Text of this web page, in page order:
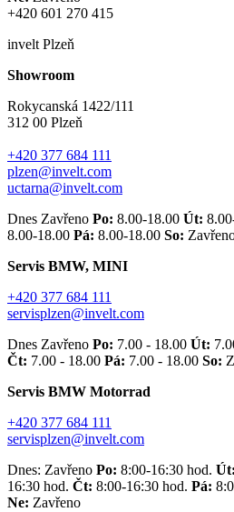
+420 601 270 415
invelt Plzeň
Showroom
Rokycanská 1422/111
312 00 Plzeň
+420 377 684 111
plzen@invelt.com
uctarna@invelt.com
Dnes Zavřeno Po: 8.00-18.00 Út:
8.00-18.00 Pá: 8.00-18.00 So:
Servis BMW, MINI
+420 377 684 111
servisplzen@invelt.com
Dnes Zavřeno Po: 7.00 - 18.00 Út:
Čt: 7.00 - 18.00 Pá: 7.00 - 18.00 So:
Servis BMW Motorrad
+420 377 684 111
servisplzen@invelt.com
Dnes: Zavřeno Po: 8:00-16:30 hod. Út:
16:30 hod. Čt: 8:00-16:30 hod. Pá:
Ne: Zavřeno